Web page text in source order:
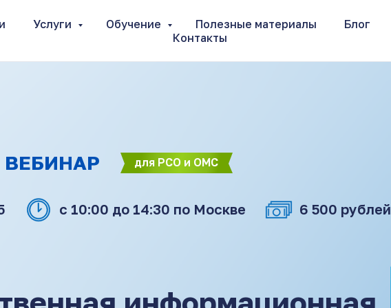
Услуги Обучение Полезные материалы Блог
Контакты
с 10:00 до 14:30 по Москве 6 500 рублей
для РСО и ОМС